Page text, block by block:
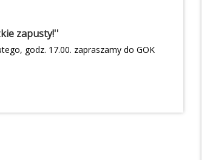
Ujazd.Będzie możliwość
przysmaków.Projekt "Wokół
został dofinansowany ze
Krajowego Ośrodka Wsparcia
zapusty!''
godz. 17.00. zapraszamy do GOK